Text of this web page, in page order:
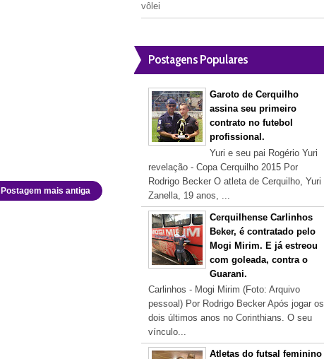
Postagem mais antiga
vôlei
Postagens Populares
Garoto de Cerquilho
assina seu primeiro
contrato no futebol
profissional.
Yuri e seu pai Rogério Yuri
revelação - Copa Cerquilho 2015 Por
Rodrigo Becker O atleta de Cerquilho, Yuri
Zanella, 19 anos, ...
Cerquilhense Carlinhos
Beker, é contratado pelo
Mogi Mirim. E já estreou
com goleada, contra o
Guarani.
Carlinhos - Mogi Mirim (Foto: Arquivo
pessoal) Por Rodrigo Becker Após jogar os
dois últimos anos no Corinthians. O seu
vínculo...
Atletas do futsal feminino